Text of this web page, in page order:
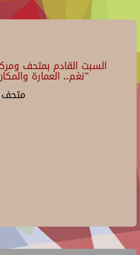
السبت القادم بمتحف
"نغم.. العمارة